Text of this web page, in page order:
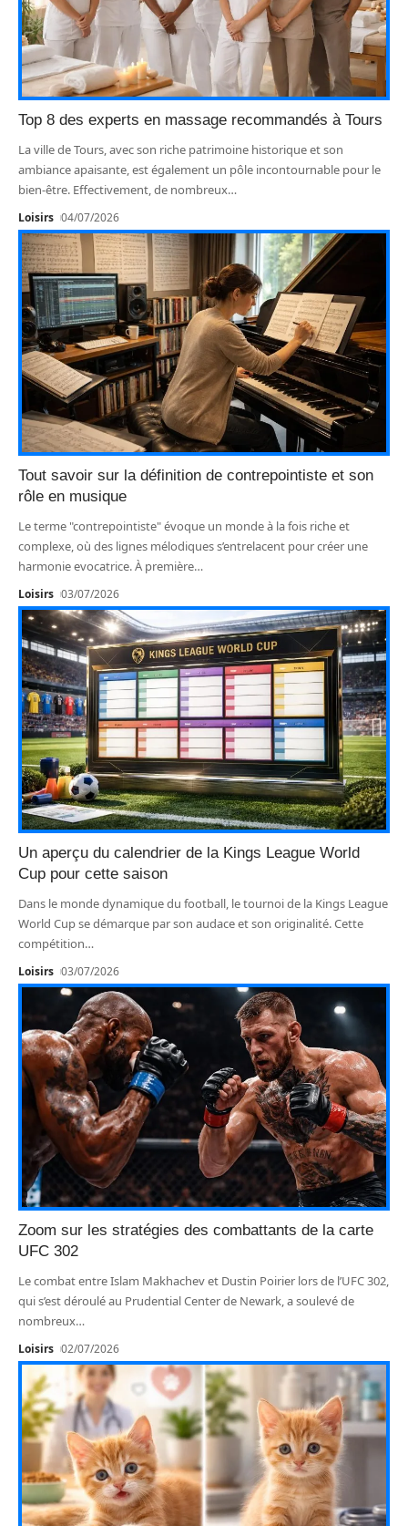
Top 8 des experts en massage recommandés à Tours
La ville de Tours, avec son riche patrimoine historique et son
ambiance apaisante, est également un pôle incontournable pour le
bien-être. Effectivement, de nombreux…
Loisirs 04/07/2026
Tout savoir sur la définition de contrepointiste et son
rôle en musique
Le terme "contrepointiste" évoque un monde à la fois riche et
complexe, où des lignes mélodiques s’entrelacent pour créer une
harmonie evocatrice. À première…
Loisirs 03/07/2026
Un aperçu du calendrier de la Kings League World
Cup pour cette saison
Dans le monde dynamique du football, le tournoi de la Kings League
World Cup se démarque par son audace et son originalité. Cette
compétition…
Loisirs 03/07/2026
Zoom sur les stratégies des combattants de la carte
UFC 302
Le combat entre Islam Makhachev et Dustin Poirier lors de l’UFC 302,
qui s’est déroulé au Prudential Center de Newark, a soulevé de
nombreux…
Loisirs 02/07/2026